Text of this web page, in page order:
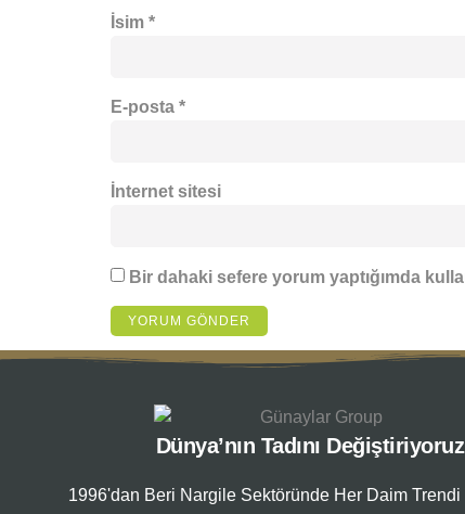
İsim *
E-posta *
İnternet sitesi
Bir dahaki sefere yorum yaptığımda
Dünya’nın Tadını
1996'dan Beri Nargile Sektöründe Her Daim Trendi